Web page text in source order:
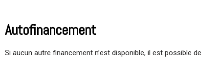
Autofinancement
Si aucun autre financement n’est disponible, il est possible de